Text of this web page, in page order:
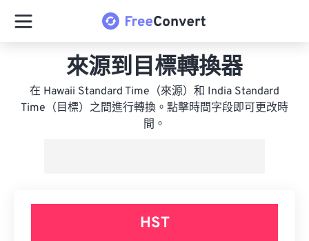
來源到目標轉換器
在 Hawaii Standard Time（來源）和 India Standard
Time（目標）之間進行轉換。點擊時間字段即可更改時
間。
HST